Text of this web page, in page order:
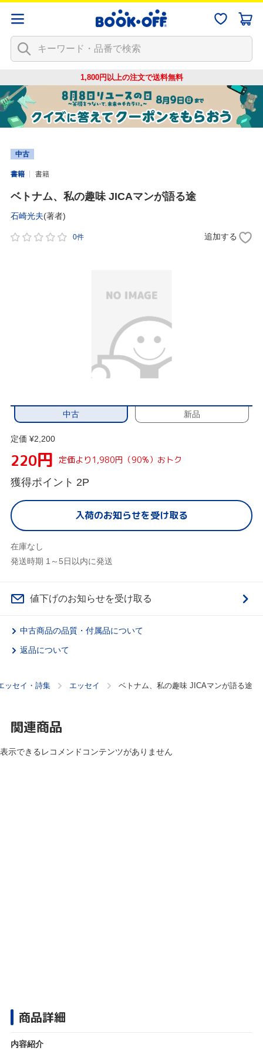
1,800円以上の注文で送料無料
中古
書籍 書籍
ベトナム、私の趣味 JICAマンが語る途
石崎光夫(著者)
0件 追加する
中古 新品
定価 ¥2,200
220円 定価より1,980円（90%）おトク
獲得ポイント 2P
入荷のお知らせを受け取る
在庫なし
発送時期 1～5日以内に発送
値下げのお知らせを受け取る
中古商品の品質・付属品について
返品について
ッセイ・詩集 エッセイ ベトナム、私の趣味 JICAマンが語る途
関連商品
表示できるレコメンドコンテンツがありません
商品詳細
内容紹介